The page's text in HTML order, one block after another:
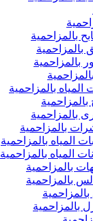
بالمزاحمية
بالمزاحمية
بالمزاحمية
بالمزاحمية
بالمزاحمية
المياه بالمزاحمية
بالمزاحمية
بالمزاحمية
بالمزاحمية